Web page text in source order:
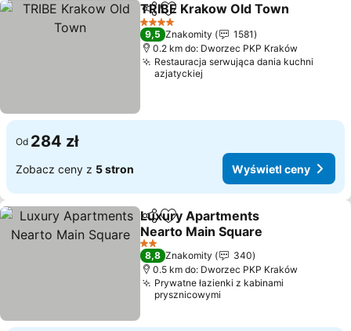
Udostępnij
Dodaj do ulubionych
TRIBE Krakow Old Town
4 Kategoria
9,5 Znakomity
1581
0.2 km do: Dworzec PKP Kraków
Restauracja serwująca dania kuchni
azjatyckiej
Od 284 zł
Zobacz ceny z 5 stron Wyświetl ceny
Udostępnij
Dodaj do ulubionych
Luxury Apartments
Nearto Main Square
2 Kategoria
8,8 Znakomity
340
0.5 km do: Dworzec PKP Kraków
Prywatne łazienki z kabinami
prysznicowymi